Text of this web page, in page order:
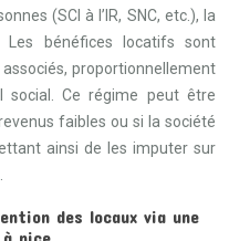
(SCI à l’IR, SNC, etc.), la
Les bénéfices locatifs sont
proportionnellement
social. Ce régime peut être
faibles ou si la société
ainsi de les imputer sur
des locaux via une